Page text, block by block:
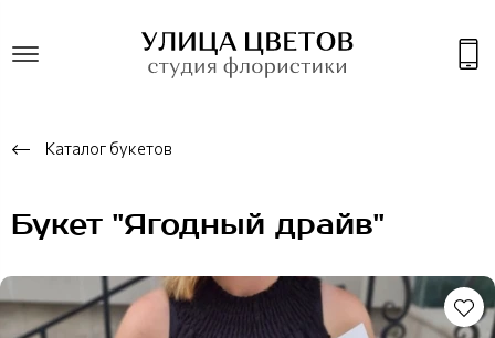
Каталог букетов
Букет "Ягодный драйв"